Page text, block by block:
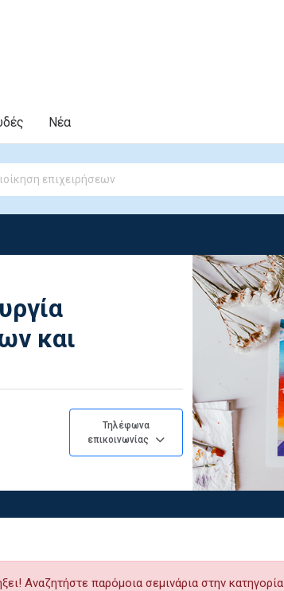
Νέα
και
Τηλέφωνα
επικοινωνίας
Αναζητήστε παρόμοια σεμινάρια στην κατηγορία